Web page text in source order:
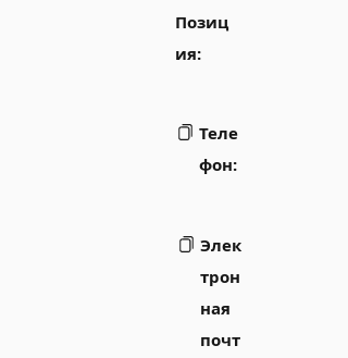
Позиц
ия:
Теле
фон:
Элек
трон
ная
почт